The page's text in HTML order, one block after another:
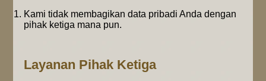
Kami tidak membagikan data pribadi Anda dengan
pihak ketiga mana pun.
Layanan Pihak Ketiga